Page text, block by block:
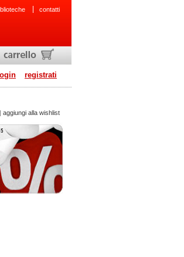
contatti
login registrati
| aggiungi alla wishlist